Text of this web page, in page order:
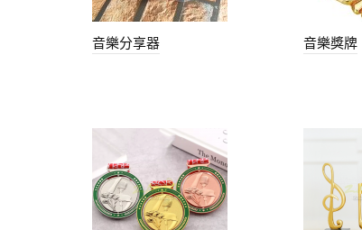
音樂分享器 音樂獎牌